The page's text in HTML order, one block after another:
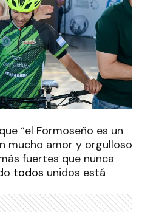
“el Formoseño es un
mucho amor y orgulloso
fuertes que nunca
todos unidos está